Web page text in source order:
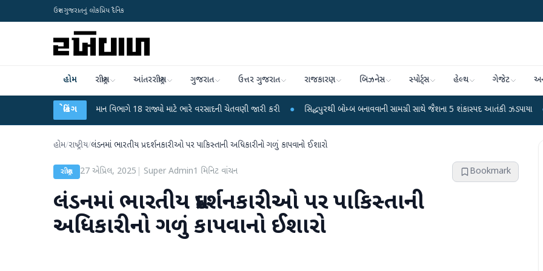
ઉત્તર ગુજરાતનું લોકપ્રિય દૈનિક
હોમ રાષ્ટ્રીય આંતરરાષ્ટ્રીય ગુજરાત ઉત્તર ગુજરાત રાજકારણ બિઝનેસ સ્પોર્ટ્સ હેલ્થ ગેજેટ
બ્રેકિંગ
હવામાન વિભાગે 18 રાજ્યો માટે ભારે વરસાદની ચેતવણી જારી કરી ● સિદ્ધપુરથી બોમ્બ બનાવવાની સામગ્રી સાથે જૈશના 5 શંકાસ્પદ આતંકી ઝડપાયા ● પીએમ
હોમ/રાષ્ટ્રીય/લંડનમાં ભારતીય પ્રદર્શનકારીઓ પર પાકિસ્તાની અધિકારીનો ગળું કાપવાનો ઈશારો
રાષ્ટ્રીય 27 એપ્રિલ, 2025 Super Admin1 મિનિટ વાંચન Bookmark
લંડનમાં ભારતીય પ્રદર્શનકારીઓ પર પાકિસ્તાની
અધિકારીનો ગળું કાપવાનો ઈશારો